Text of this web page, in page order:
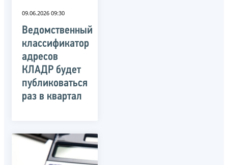
09.06.2026 09:30
Ведомственный
классификатор
адресов
КЛАДР будет
публиковаться
раз в квартал